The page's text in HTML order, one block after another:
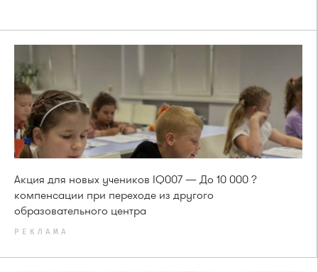
Акция для новых учеников IQ007 — До 10 000 ?
компенсации при переходе из другого
образовательного центра
РЕКЛАМА